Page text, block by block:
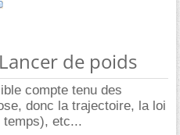
de poids
compte tenu des
donc la trajectoire, la loi
temps), etc...